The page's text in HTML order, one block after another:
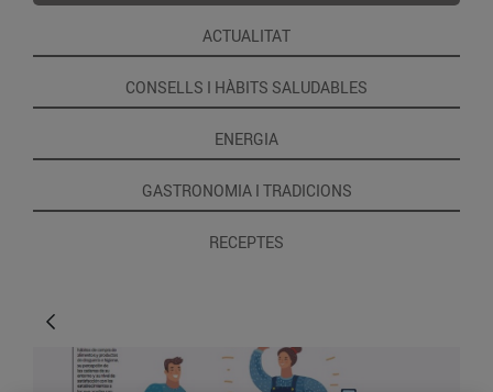
ACTUALITAT
CONSELLS I HÀBITS SALUDABLES
ENERGIA
GASTRONOMIA I TRADICIONS
RECEPTES